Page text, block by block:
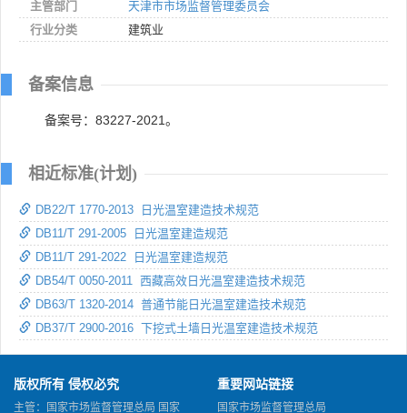
主管部门
天津市市场监督管理委员会
行业分类
建筑业
备案信息
备案号：83227-2021。
相近标准(计划)
DB22/T 1770-2013 日光温室建造技术规范
DB11/T 291-2005 日光温室建造规范
DB11/T 291-2022 日光温室建造规范
DB54/T 0050-2011 西藏高效日光温室建造技术规范
DB63/T 1320-2014 普通节能日光温室建造技术规范
DB37/T 2900-2016 下挖式土墙日光温室建造技术规范
版权所有 侵权必究
主管：国家市场监督管理总局 国家
重要网站链接
国家市场监督管理总局